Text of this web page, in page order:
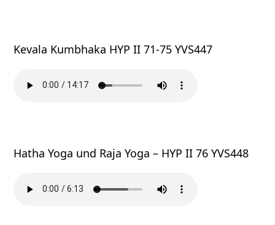
Kevala Kumbhaka HYP II 71-75 YVS447
Hatha Yoga und Raja Yoga – HYP II 76 YVS448